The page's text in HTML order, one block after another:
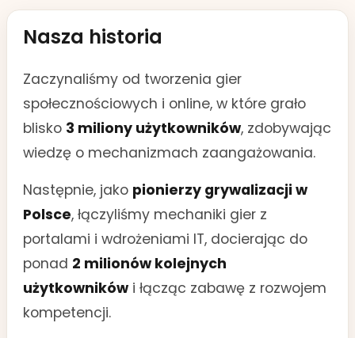
Nasza historia
Zaczynaliśmy od tworzenia gier
społecznościowych i online, w które grało
blisko 3 miliony użytkowników, zdobywając
wiedzę o mechanizmach zaangażowania.
Następnie, jako pionierzy grywalizacji w
Polsce, łączyliśmy mechaniki gier z
portalami i wdrożeniami IT, docierając do
ponad 2 milionów kolejnych
użytkowników i łącząc zabawę z rozwojem
kompetencji.